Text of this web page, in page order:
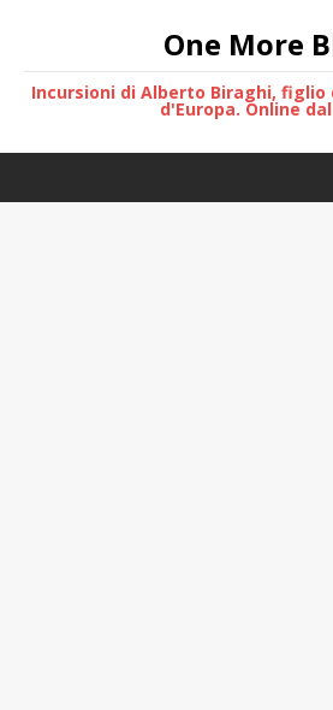
One More
Incursioni di Alberto Biraghi,
d'Europa. Online dal